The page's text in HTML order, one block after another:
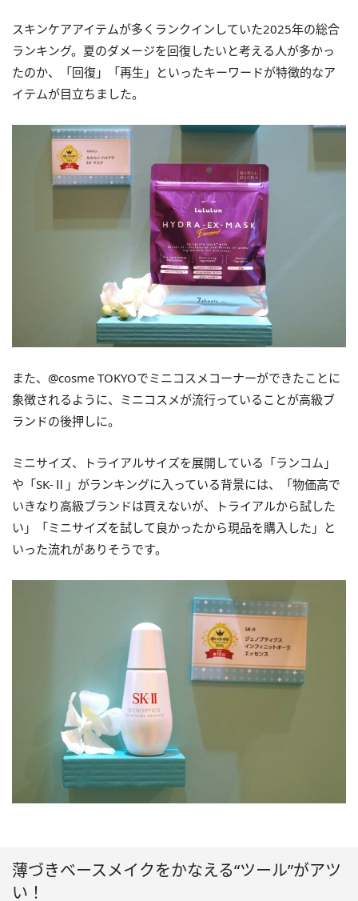
スキンケアアイテムが多くランクインしていた2025年の総合
ランキング。夏のダメージを回復したいと考える人が多かっ
たのか、「回復」「再生」といったキーワードが特徴的なア
イテムが目立ちました。
また、@cosme TOKYOでミニコスメコーナーができたことに
象徴されるように、ミニコスメが流行っていることが高級ブ
ランドの後押しに。
ミニサイズ、トライアルサイズを展開している「ランコム」
や「SK-Ⅱ」がランキングに入っている背景には、「物価高で
いきなり高級ブランドは買えないが、トライアルから試した
い」「ミニサイズを試して良かったから現品を購入した」と
いった流れがありそうです。
薄づきベースメイクをかなえる“ツール”がアツ
い！